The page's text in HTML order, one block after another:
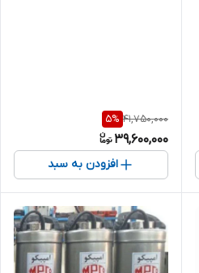
41,750,000
5%
39,600,000
افزودن به سبد